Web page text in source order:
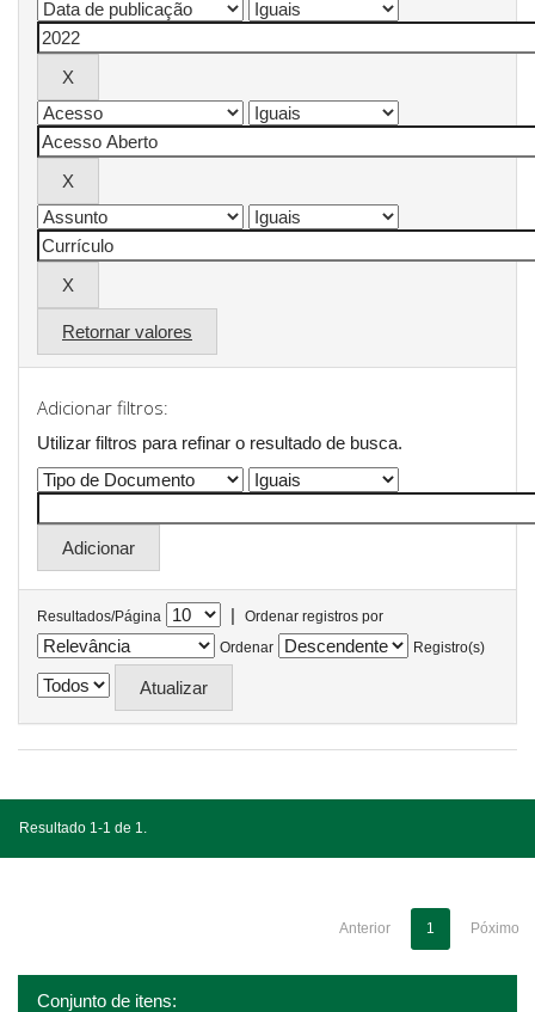
Retornar valores
Adicionar filtros:
Utilizar filtros para refinar o resultado de busca.
Resultados/Página |
Ordenar registros por
Ordenar
Registro(s)
Resultado 1-1 de 1.
Anterior 1 Póximo
Conjunto de itens: